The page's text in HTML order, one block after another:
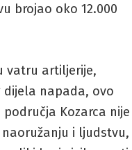
brojao oko 12.000
vatru artiljerije,
dijela napada, ovo
Kozarca nije
i ljudstvu,